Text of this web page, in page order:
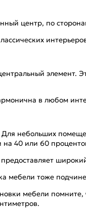
центр, по
элемент.
в любом
небольших
на 40 или 60
мебели тоже
мебели